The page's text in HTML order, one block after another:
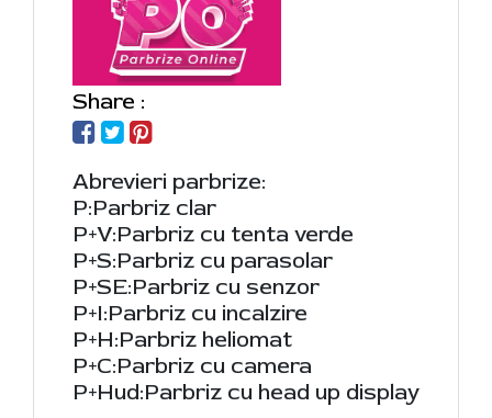
Share :
Abrevieri parbrize:
P:Parbriz clar
P+V:Parbriz cu tenta verde
P+S:Parbriz cu parasolar
P+SE:Parbriz cu senzor
P+I:Parbriz cu incalzire
P+H:Parbriz heliomat
P+C:Parbriz cu camera
P+Hud:Parbriz cu head up display